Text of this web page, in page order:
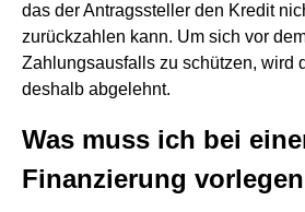
das der Antragssteller den Kredit
zurückzahlen kann. Um sich vor
Zahlungsausfalls zu schützen, wird
deshalb abgelehnt.
Was muss ich bei
Finanzierung